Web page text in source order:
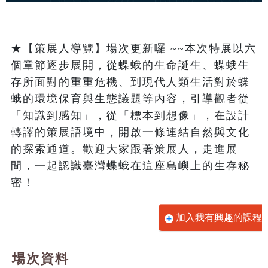
★【策展人導覽】場次更新囉 ~~本次特展以六
個章節逐步展開，從蝶蛾的生命誕生、蝶蛾生
存所面對的重重危機、到現代人類生活對於蝶
蛾的環境保育與生態議題等內容，引導觀者從
「知識到感知」，從「標本到想像」，在設計
轉譯的策展語境中，開啟一條連結自然與文化
的探索通道。歡迎大家跟著策展人，走進展
間，一起認識臺灣蝶蛾在這座島嶼上的生存秘
密！
加入我有興趣的課程
場次資料